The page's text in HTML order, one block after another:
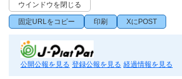
ウインドウを閉じる
固定URLをコピー 印刷 XにPOST
公開公報を見る 登録公報を見る 経過情報を見る